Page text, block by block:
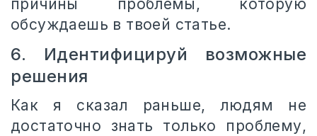
причины проблемы, которую
обсуждаешь в твоей статье.
6. Идентифицируй возможные
решения
Как я сказал раньше, людям не
достаточно знать только проблему,